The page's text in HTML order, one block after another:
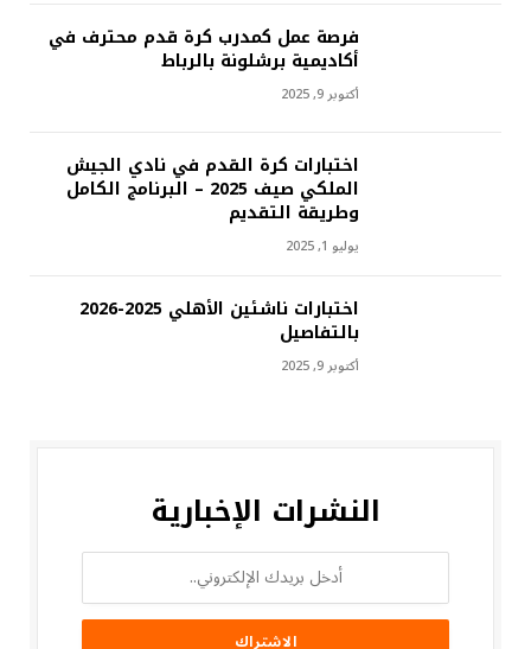
فرصة عمل كمدرب كرة قدم محترف في
أكاديمية برشلونة بالرباط
أكتوبر 9, 2025
اختبارات كرة القدم في نادي الجيش
الملكي صيف 2025 – البرنامج الكامل
وطريقة التقديم
يوليو 1, 2025
اختبارات ناشئين الأهلي 2025-2026
بالتفاصيل
أكتوبر 9, 2025
النشرات الإخبارية